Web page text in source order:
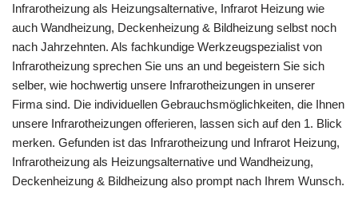
Infrarotheizung als Heizungsalternative, Infrarot Heizung wie
auch Wandheizung, Deckenheizung & Bildheizung selbst noch
nach Jahrzehnten. Als fachkundige Werkzeugspezialist von
Infrarotheizung sprechen Sie uns an und begeistern Sie sich
selber, wie hochwertig unsere Infrarotheizungen in unserer
Firma sind. Die individuellen Gebrauchsmöglichkeiten, die Ihnen
unsere Infrarotheizungen offerieren, lassen sich auf den 1. Blick
merken. Gefunden ist das Infrarotheizung und Infrarot Heizung,
Infrarotheizung als Heizungsalternative und Wandheizung,
Deckenheizung & Bildheizung also prompt nach Ihrem Wunsch.